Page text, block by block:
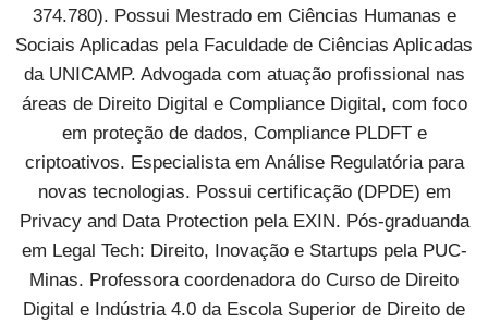
374.780). Possui Mestrado em Ciências Humanas e
Sociais Aplicadas pela Faculdade de Ciências Aplicadas
da UNICAMP. Advogada com atuação profissional nas
áreas de Direito Digital e Compliance Digital, com foco
em proteção de dados, Compliance PLDFT e
criptoativos. Especialista em Análise Regulatória para
novas tecnologias. Possui certificação (DPDE) em
Privacy and Data Protection pela EXIN. Pós-graduanda
em Legal Tech: Direito, Inovação e Startups pela PUC-
Minas. Professora coordenadora do Curso de Direito
Digital e Indústria 4.0 da Escola Superior de Direito de